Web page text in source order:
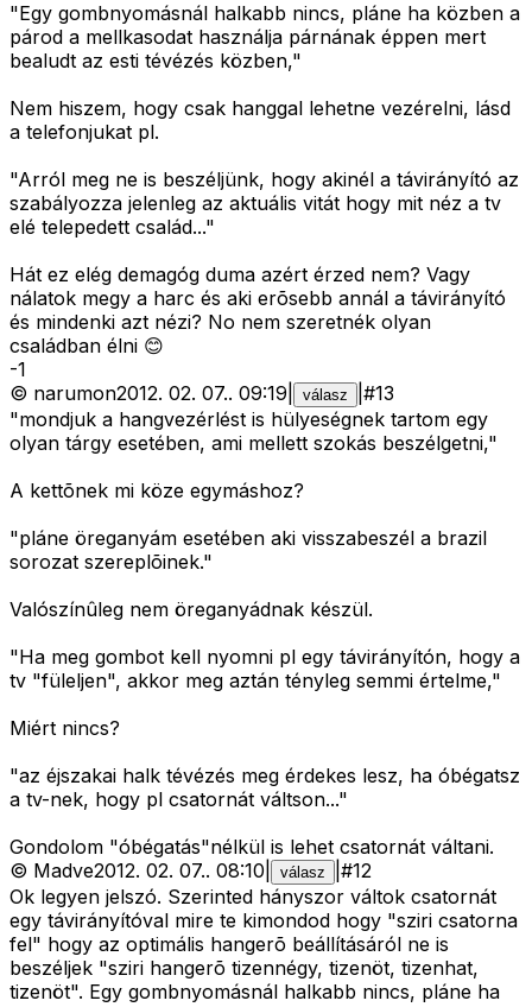
"Egy gombnyomásnál halkabb nincs, pláne ha közben a
párod a mellkasodat használja párnának éppen mert
bealudt az esti tévézés közben,"
Nem hiszem, hogy csak hanggal lehetne vezérelni, lásd
a telefonjukat pl.
"Arról meg ne is beszéljünk, hogy akinél a távirányító az
szabályozza jelenleg az aktuális vitát hogy mit néz a tv
elé telepedett család..."
Hát ez elég demagóg duma azért érzed nem? Vagy
nálatok megy a harc és aki erõsebb annál a távirányító
és mindenki azt nézi? No nem szeretnék olyan
családban élni 😊
-1
© narumon2012. 02. 07.. 09:19 válasz #13
"mondjuk a hangvezérlést is hülyeségnek tartom egy
olyan tárgy esetében, ami mellett szokás beszélgetni,"
A kettõnek mi köze egymáshoz?
"pláne öreganyám esetében aki visszabeszél a brazil
sorozat szereplõinek."
Valószínûleg nem öreganyádnak készül.
"Ha meg gombot kell nyomni pl egy távirányítón, hogy a
tv "füleljen", akkor meg aztán tényleg semmi értelme,"
Miért nincs?
"az éjszakai halk tévézés meg érdekes lesz, ha óbégatsz
a tv-nek, hogy pl csatornát váltson..."
Gondolom "óbégatás"nélkül is lehet csatornát váltani.
© Madve2012. 02. 07.. 08:10 válasz #12
Ok legyen jelszó. Szerinted hányszor váltok csatornát
egy távirányítóval mire te kimondod hogy "sziri csatorna
fel" hogy az optimális hangerõ beállításáról ne is
beszéljek "sziri hangerõ tizennégy, tizenöt, tizenhat,
tizenöt". Egy gombnyomásnál halkabb nincs, pláne ha